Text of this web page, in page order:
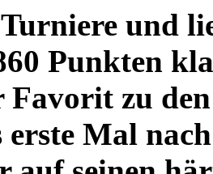
und
Punkten
zu
erste Mal